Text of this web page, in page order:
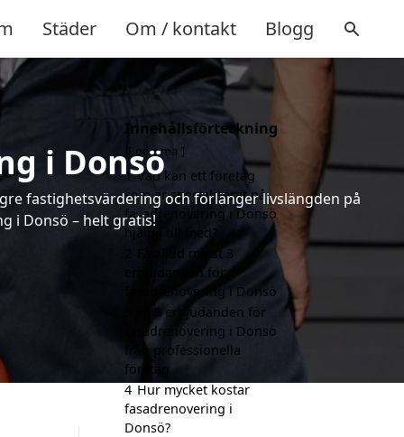
Städer Om / kontakt Blogg
i Donsö
fastighetsvärdering och förlänger livslängden på
i Donsö – helt gratis!
Innehållsförteckning
gömma
1 Vad kan ett företag
som är specialiserat på
fasadrenovering i Donsö
hjälpa till med?
Få alltid minst 3
erbjudanden för
fasadrenovering i Donsö
Få 3 erbjudanden för
fasadrenovering i Donsö
från professionella
företag
4 Hur mycket kostar
fasadrenovering i
Donsö?